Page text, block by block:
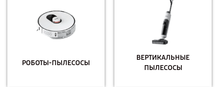
РОБОТЫ-ПЫЛЕСОСЫ
ВЕРТИКАЛЬНЫЕ
ПЫЛЕСОСЫ